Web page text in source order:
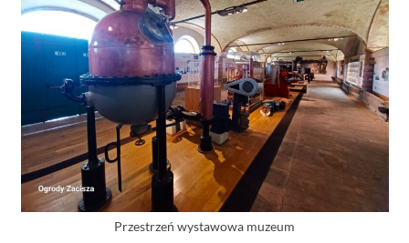
Przestrzeń wystawowa muzeum